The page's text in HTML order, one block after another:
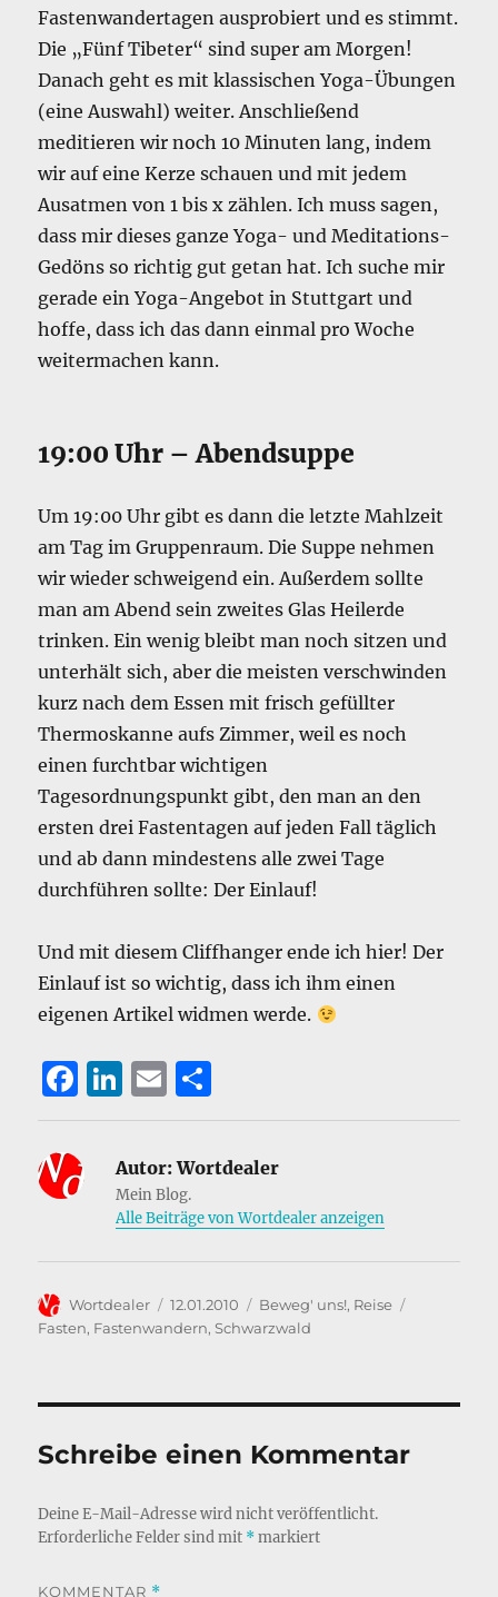
Fastenwandertagen ausprobiert und es stimmt.
Die „Fünf Tibeter“ sind super am Morgen!
Danach geht es mit klassischen Yoga-Übungen
(eine Auswahl) weiter. Anschließend
meditieren wir noch 10 Minuten lang, indem
wir auf eine Kerze schauen und mit jedem
Ausatmen von 1 bis x zählen. Ich muss sagen,
dass mir dieses ganze Yoga- und Meditations-
Gedöns so richtig gut getan hat. Ich suche mir
gerade ein Yoga-Angebot in Stuttgart und
hoffe, dass ich das dann einmal pro Woche
weitermachen kann.
19:00 Uhr – Abendsuppe
Um 19:00 Uhr gibt es dann die letzte Mahlzeit
am Tag im Gruppenraum. Die Suppe nehmen
wir wieder schweigend ein. Außerdem sollte
man am Abend sein zweites Glas Heilerde
trinken. Ein wenig bleibt man noch sitzen und
unterhält sich, aber die meisten verschwinden
kurz nach dem Essen mit frisch gefüllter
Thermoskanne aufs Zimmer, weil es noch
einen furchtbar wichtigen
Tagesordnungspunkt gibt, den man an den
ersten drei Fastentagen auf jeden Fall täglich
und ab dann mindestens alle zwei Tage
durchführen sollte: Der Einlauf!
Und mit diesem Cliffhanger ende ich hier! Der
Einlauf ist so wichtig, dass ich ihm einen
eigenen Artikel widmen werde.
F
a
c
e
o
o
k
Li
n
k
e
d
I
n
E
m
ai
l
ei
le
n
Autor:Wortdealer
Mein Blog.
Alle Beiträge von Wortdealer anzeigen
Autor
Wortdealer
Veröffentlicht
am
12.01.2010 Kategorien
Beweg' uns!, Reise
Fasten, Fastenwandern,Schwarzwald
Schreibe einen Kommentar
Deine E-Mail-Adresse wird nicht veröffentlicht.
Erforderliche Felder sind mit *markiert
KOMMENTAR *